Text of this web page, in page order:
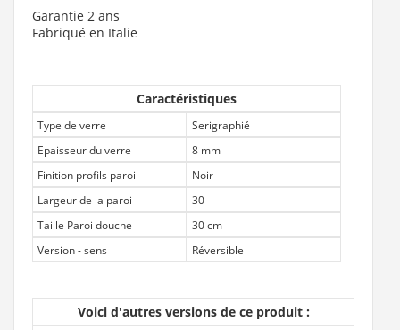
Garantie 2 ans
Fabriqué en Italie
Caractéristiques
Type de verre
Serigraphié
Epaisseur du verre
8 mm
Finition profils paroi
Noir
Largeur de la paroi
30
Taille Paroi douche
30 cm
Version - sens
Réversible
Voici d'autres versions de ce produit :